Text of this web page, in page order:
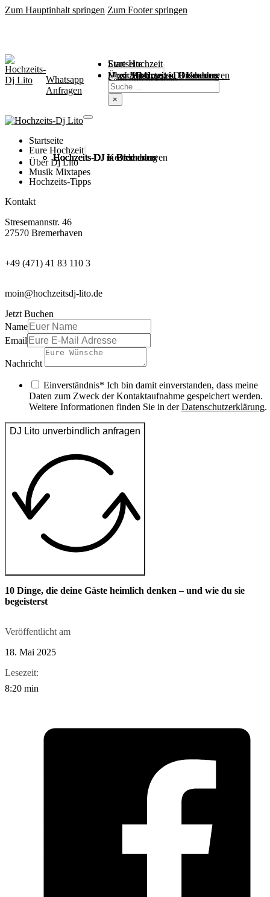
Zum Hauptinhalt springen Zum Footer springen
Startseite
Eure Hochzeit
Hochzeit in Bremen
Hochzeit in Bremerhaven
Hochzeit in Cuxhaven
Hochzeit in Oldenburg
Hochzeits-DJ Kosten
Über Mich
Music / Mixtapes
Hochzeitstipps
Seite durchsuchen
Suchen
×
Whatsapp
Anfragen
Startseite
Eure Hochzeit
Hochzeits DJ in Bremen
Hochzeits DJ in Bremerhaven
Hochzeits DJ in Cuxhaven
Hochzeits DJ in Oldenburg
Hochzeits-DJ Kosten
Über Dj Lito
Musik Mixtapes
Hochzeits-Tipps
Kontakt
Stresemannstr. 46
27570 Bremerhaven
+49 (471) 41 83 110 3
moin@hochzeitsdj-lito.de
Jetzt Buchen
Name
Email
Nachricht
Einverständnis* Ich bin damit einverstanden, dass meine
Daten zum Zweck der Kontaktaufnahme gespeichert werden.
Weitere Informationen finden Sie in derDatenschutzerklärung.
DJ Lito unverbindlich anfragen
10 Dinge, die deine Gäste heimlich denken – und wie du sie
begeisterst
Veröffentlicht am
18. Mai 2025
Lesezeit:
8:20 min